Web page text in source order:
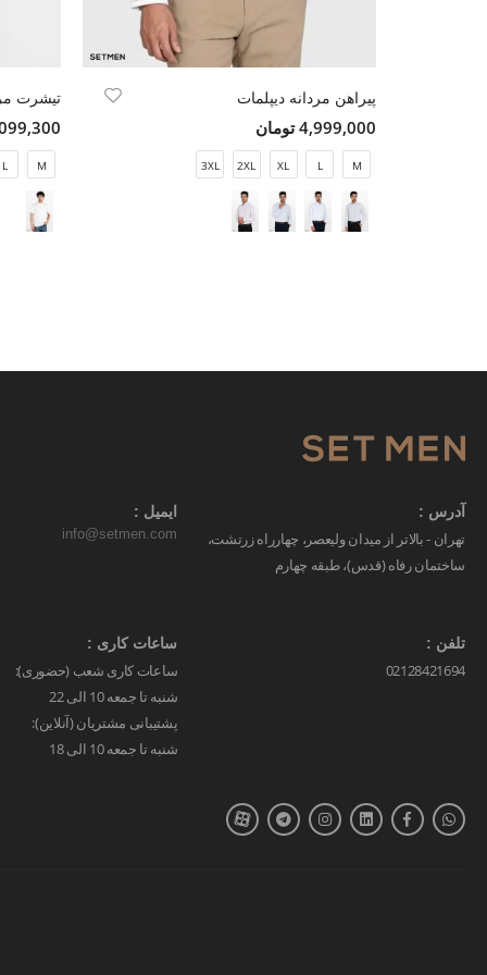
پیراهن مردانه دیپلمات
4,999,000 تومان
M
L
XL
2XL
3XL
تیشرت
2,099,300
M
L
آدرس :
تهران - بالاتر از میدان ولیعصر، چهارراه زرتشت،
ساختمان رفاه (قدس)، طبقه چهارم
ایمیل :
info@setmen.com
تلفن :
02128421694
ساعات کاری :
ساعات کاری شعب (حضوری):
شنبه تا جمعه 10 الی 22
پشتیبانی مشتریان (آنلاین):
شنبه تا جمعه 10 الی 18